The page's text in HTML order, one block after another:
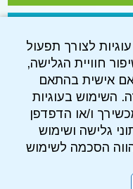
לצורך תפעול
חוויית הגלישה,
אישית בהתאם
השימוש בעוגיות
ו/או הדפדפן
גלישה ושימוש
הסכמה לשימוש
התאגיד